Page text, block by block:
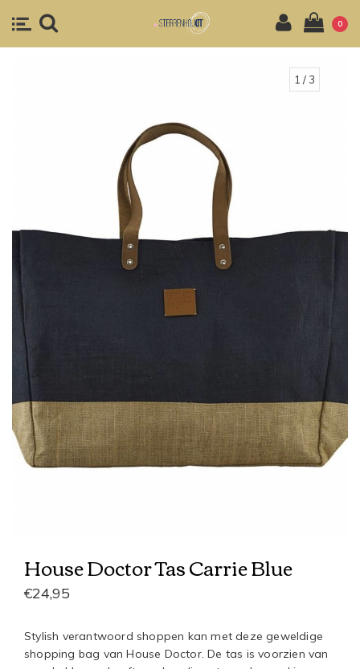
0
1 / 3
House Doctor Tas Carrie Blue
€24,95
Stylish verantwoord shoppen kan met deze geweldige
shopping bag van House Doctor. De tas is voorzien van